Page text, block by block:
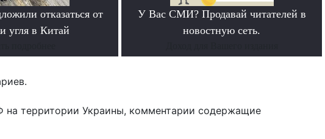
отказаться от
угля в Китай
У Вас СМИ? Продавай читателей в
новостную сеть.
территории Украины, комментарии содержащие